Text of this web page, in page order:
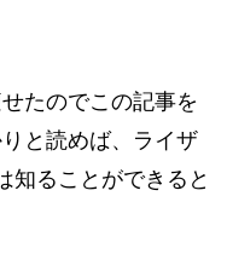
たのでこの記事を
と読めば、ライザ
知ることができると